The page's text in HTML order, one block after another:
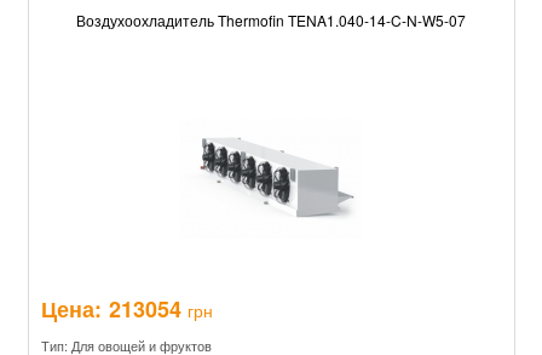
Воздухоохладитель Thermofin TENA1.040-14-C-N-W5-07
Цена: 213054 грн
Тип: Для овощей и фруктов